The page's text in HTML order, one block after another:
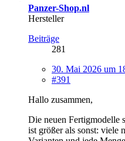
Panzer-Shop.nl
Hersteller
Beiträge
281
30. Mai 2026 um
#391
Hallo zusammen,
Die neuen Fertigmodelle
ist größer als sonst: viele